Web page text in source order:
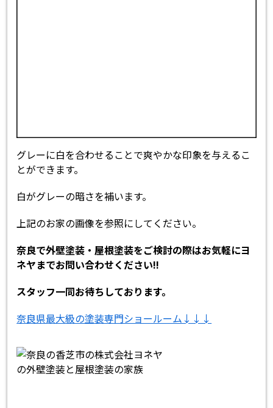
グレーに白を合わせることで爽やかな印象を与えるこ
とができます。
白がグレーの暗さを補います。
上記のお家の画像を参照にしてください。
奈良で外壁塗装・屋根塗装をご検討の際はお気軽にヨ
ネヤまでお問い合わせください!!
スタッフ一同お待ちしております。
奈良県最大級の塗装専門ショールーム↓↓↓